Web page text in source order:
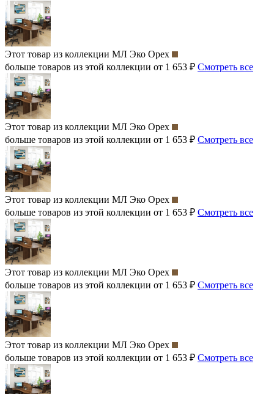
Этот товар из коллекции МЛ Эко Орех
больше товаров из этой коллекции от 1 653 ₽ Смотреть все
Этот товар из коллекции МЛ Эко Орех
больше товаров из этой коллекции от 1 653 ₽ Смотреть все
Этот товар из коллекции МЛ Эко Орех
больше товаров из этой коллекции от 1 653 ₽ Смотреть все
Этот товар из коллекции МЛ Эко Орех
больше товаров из этой коллекции от 1 653 ₽ Смотреть все
Этот товар из коллекции МЛ Эко Орех
больше товаров из этой коллекции от 1 653 ₽ Смотреть все